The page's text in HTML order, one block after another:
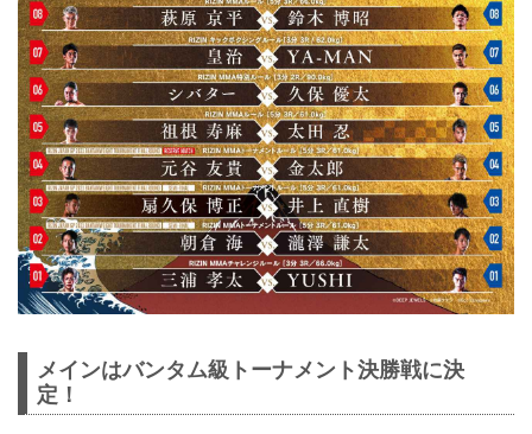
メインはバンタム級トーナメント決勝戦に決
定！